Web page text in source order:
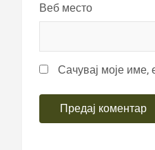
Веб место
Сачувај моје